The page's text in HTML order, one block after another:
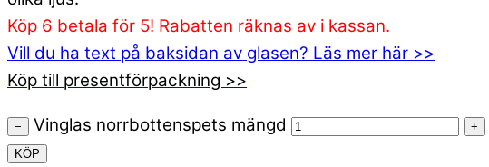
Köp 6 betala för 5! Rabatten räknas av i kassan.
Vill du ha text på baksidan av glasen? Läs mer här >>
Köp till presentförpackning >>
− Vinglas norrbottenspets mängd
+
KÖP